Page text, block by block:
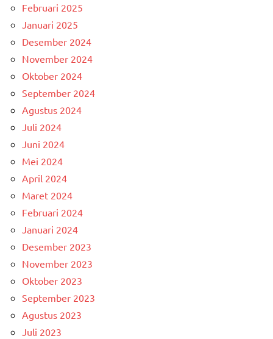
Februari 2025
Januari 2025
Desember 2024
November 2024
Oktober 2024
September 2024
Agustus 2024
Juli 2024
Juni 2024
Mei 2024
April 2024
Maret 2024
Februari 2024
Januari 2024
Desember 2023
November 2023
Oktober 2023
September 2023
Agustus 2023
Juli 2023